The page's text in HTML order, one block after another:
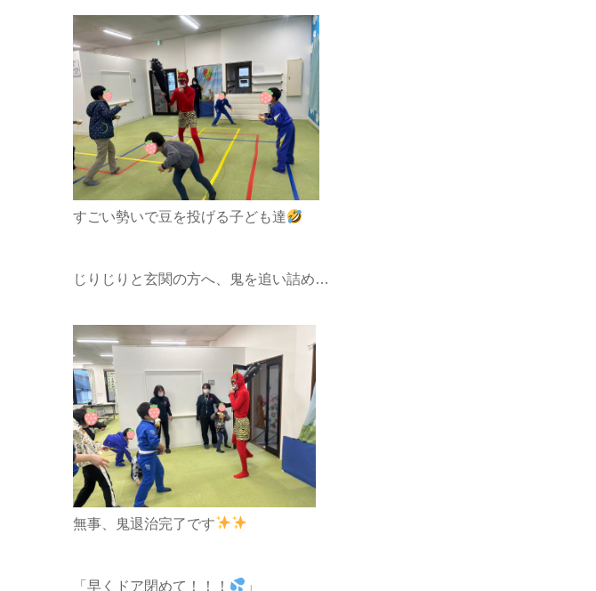
すごい勢いで豆を投げる子ども達
じりじりと玄関の方へ、鬼を追い詰め…
無事、鬼退治完了です
「早くドア閉めて！！！ 」